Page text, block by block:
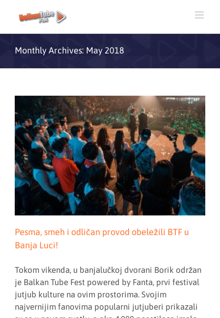
Monthly Archives: May 2018
Pesma, smeh i odličan provod obeležili BTF u
Banja Luci!
Tokom vikenda, u banjalučkoj dvorani Borik održan
je Balkan Tube Fest powered by Fanta, prvi festival
jutjub kulture na ovim prostorima. Svojim
najvernijim fanovima popularni jutjuberi prikazali